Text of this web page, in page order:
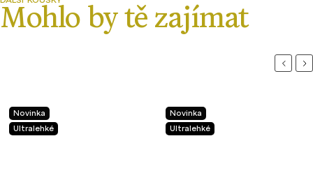
Novinka
Ultralehké
Novinka
Ultralehké